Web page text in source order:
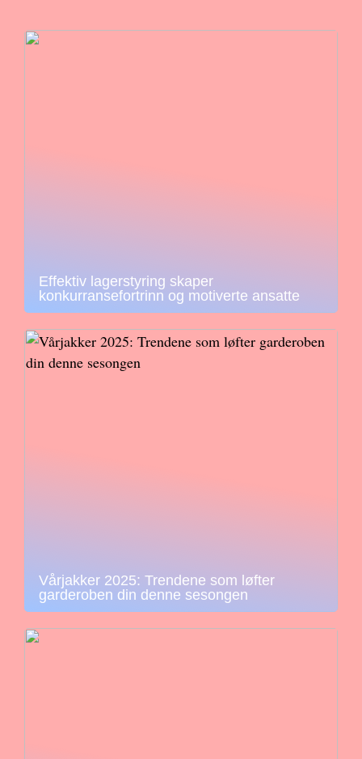
Effektiv lagerstyring skaper
konkurransefortrinn og motiverte ansatte
Vårjakker 2025: Trendene som løfter
garderoben din denne sesongen